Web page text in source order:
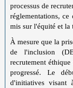
processus de
réglementations,
mis sur l'équité et la
À mesure que la
de l'inclusion
recrutement
progressé. Le
d'initiatives visant